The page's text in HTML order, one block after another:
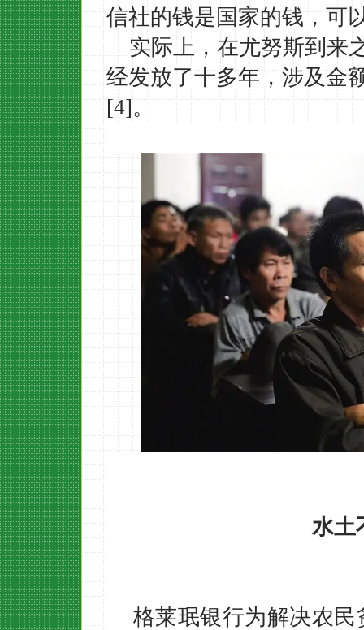
信社的钱是国家的钱，可
实际上，在尤努斯到来
经发放了十多年，涉及金
[4]。
水土
格莱珉银行为解决农